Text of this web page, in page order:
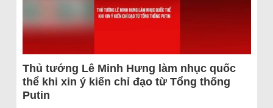
Thủ tướng Lê Minh Hưng làm nhục quốc
thể khi xin ý kiến chỉ đạo từ Tổng thống
Putin